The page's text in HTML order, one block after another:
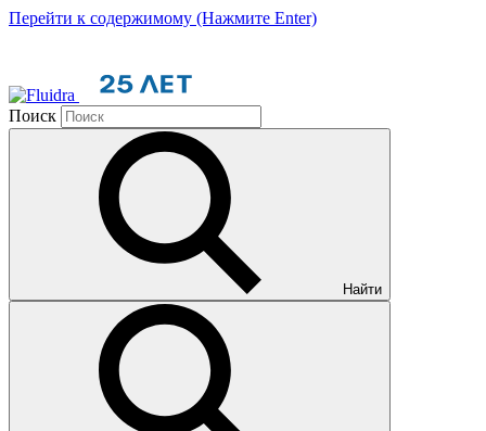
Перейти к содержимому (Нажмите Enter)
Поиск
Найти